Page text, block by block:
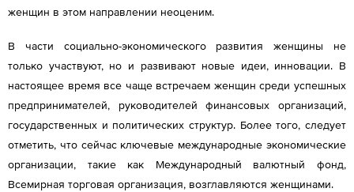
женщин в этом направлении неоценим.
В части социально-экономического развития женщины не
только участвуют, но и развивают новые идеи, инновации. В
настоящее время все чаще встречаем женщин среди успешных
предпринимателей, руководителей финансовых организаций,
государственных и политических структур. Более того, следует
отметить, что сейчас ключевые международные экономические
организации, такие как Международный валютный фонд,
Всемирная торговая организация, возглавляются женщинами.